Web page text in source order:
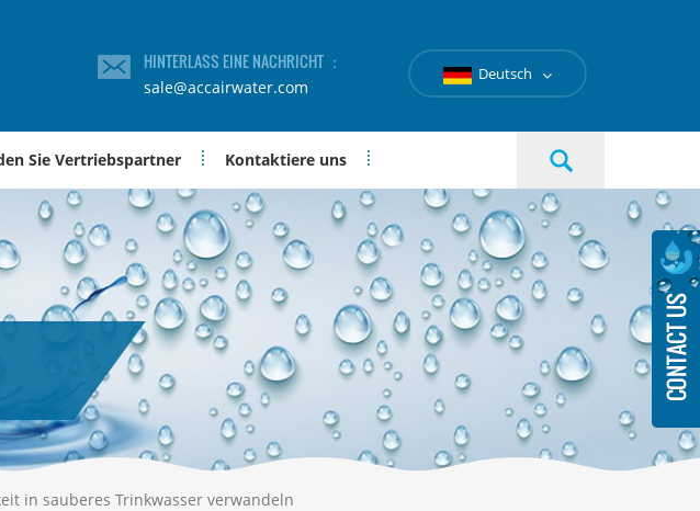
HINTERLASS EINE NACHRICHT ：
sale@accairwater.com
Deutsch
Sie Vertriebspartner Kontaktiere uns
in sauberes Trinkwasser verwandeln